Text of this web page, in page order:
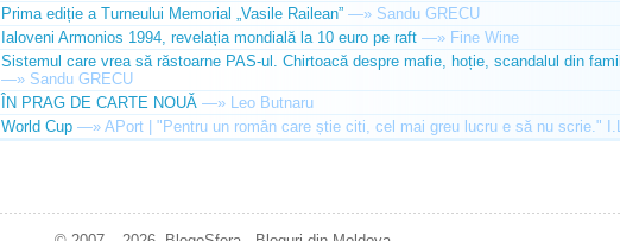
Prima ediție a Turneului Memorial „Vasile Railean” —» Sandu GRECU
Ialoveni Armonios 1994, revelația mondială la 10 euro pe raft —» Fine Wine
Sistemul care vrea să răstoarne PAS-ul. Chirtoacă despre mafie, hoție, scandalul din
—» Sandu GRECU
ÎN PRAG DE CARTE NOUĂ —» Leo Butnaru
World Cup —» APort | "Pentru un român care știe citi, cel mai greu lucru e să nu scrie."